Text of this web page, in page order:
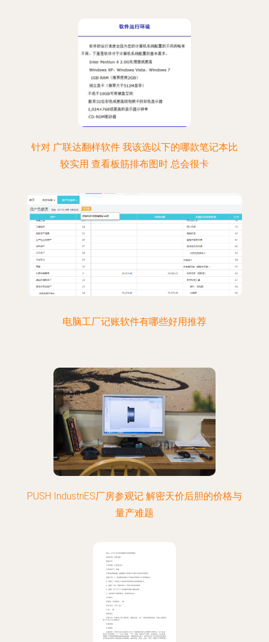
针对 广联达翻样软件 我该选以下的哪款笔记本比
较实用 查看板筋排布图时 总会很卡
电脑工厂记账软件有哪些好用推荐
PUSH IndustriES厂房参观记 解密天价后胆的价格与
量产难题